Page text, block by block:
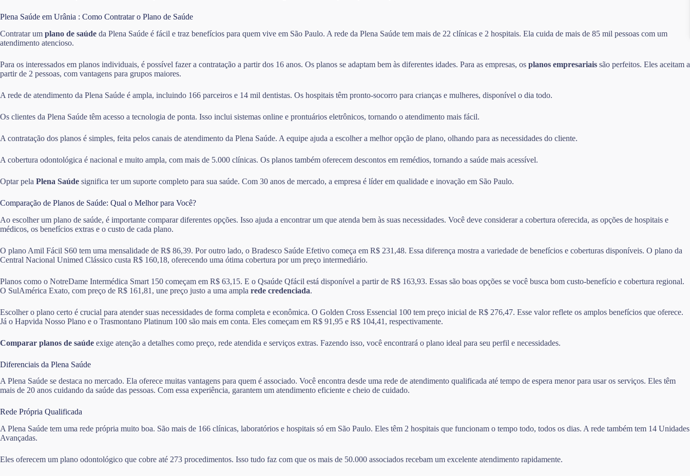
Plena Saúde em Urânia : Como Contratar o Plano de Saúde
Contratar um plano de saúde da Plena Saúde é fácil e traz benefícios para quem vive em São Paulo. A rede da Plena Saúde tem mais de 22 clínicas e 2 hospitais. Ela cuida de mais de 85 mil pessoas com um
atendimento atencioso.
Para os interessados em planos individuais, é possível fazer a contratação a partir dos 16 anos. Os planos se adaptam bem às diferentes idades. Para as empresas, os planos empresariais são perfeitos. Eles aceitam a
partir de 2 pessoas, com vantagens para grupos maiores.
A rede de atendimento da Plena Saúde é ampla, incluindo 166 parceiros e 14 mil dentistas. Os hospitais têm pronto-socorro para crianças e mulheres, disponível o dia todo.
Os clientes da Plena Saúde têm acesso a tecnologia de ponta. Isso inclui sistemas online e prontuários eletrônicos, tornando o atendimento mais fácil.
A contratação dos planos é simples, feita pelos canais de atendimento da Plena Saúde. A equipe ajuda a escolher a melhor opção de plano, olhando para as necessidades do cliente.
A cobertura odontológica é nacional e muito ampla, com mais de 5.000 clínicas. Os planos também oferecem descontos em remédios, tornando a saúde mais acessível.
Optar pela Plena Saúde significa ter um suporte completo para sua saúde. Com 30 anos de mercado, a empresa é líder em qualidade e inovação em São Paulo.
Comparação de Planos de Saúde: Qual o Melhor para Você?
Ao escolher um plano de saúde, é importante comparar diferentes opções. Isso ajuda a encontrar um que atenda bem às suas necessidades. Você deve considerar a cobertura oferecida, as opções de hospitais e
médicos, os benefícios extras e o custo de cada plano.
O plano Amil Fácil S60 tem uma mensalidade de R$ 86,39. Por outro lado, o Bradesco Saúde Efetivo começa em R$ 231,48. Essa diferença mostra a variedade de benefícios e coberturas disponíveis. O plano da
Central Nacional Unimed Clássico custa R$ 160,18, oferecendo uma ótima cobertura por um preço intermediário.
Planos como o NotreDame Intermédica Smart 150 começam em R$ 63,15. E o Qsaúde Qfácil está disponível a partir de R$ 163,93. Essas são boas opções se você busca bom custo-benefício e cobertura regional.
O SulAmérica Exato, com preço de R$ 161,81, une preço justo a uma ampla rede credenciada.
Escolher o plano certo é crucial para atender suas necessidades de forma completa e econômica. O Golden Cross Essencial 100 tem preço inicial de R$ 276,47. Esse valor reflete os amplos benefícios que oferece.
Já o Hapvida Nosso Plano e o Trasmontano Platinum 100 são mais em conta. Eles começam em R$ 91,95 e R$ 104,41, respectivamente.
Comparar planos de saúde exige atenção a detalhes como preço, rede atendida e serviços extras. Fazendo isso, você encontrará o plano ideal para seu perfil e necessidades.
Diferenciais da Plena Saúde
A Plena Saúde se destaca no mercado. Ela oferece muitas vantagens para quem é associado. Você encontra desde uma rede de atendimento qualificada até tempo de espera menor para usar os serviços. Eles têm
mais de 20 anos cuidando da saúde das pessoas. Com essa experiência, garantem um atendimento eficiente e cheio de cuidado.
Rede Própria Qualificada
A Plena Saúde tem uma rede própria muito boa. São mais de 166 clínicas, laboratórios e hospitais só em São Paulo. Eles têm 2 hospitais que funcionam o tempo todo, todos os dias. A rede também tem 14 Unidades
Avançadas.
Eles oferecem um plano odontológico que cobre até 273 procedimentos. Isso tudo faz com que os mais de 50.000 associados recebam um excelente atendimento rapidamente.